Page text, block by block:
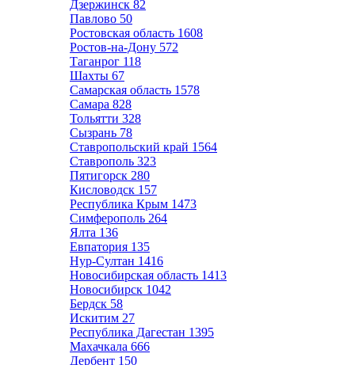
Дзержинск 82
Павлово 50
Ростовская область 1608
Ростов-на-Дону 572
Таганрог 118
Шахты 67
Самарская область 1578
Самара 828
Тольятти 328
Сызрань 78
Ставропольский край 1564
Ставрополь 323
Пятигорск 280
Кисловодск 157
Республика Крым 1473
Симферополь 264
Ялта 136
Евпатория 135
Нур-Султан 1416
Новосибирская область 1413
Новосибирск 1042
Бердск 58
Искитим 27
Республика Дагестан 1395
Махачкала 666
Дербент 150